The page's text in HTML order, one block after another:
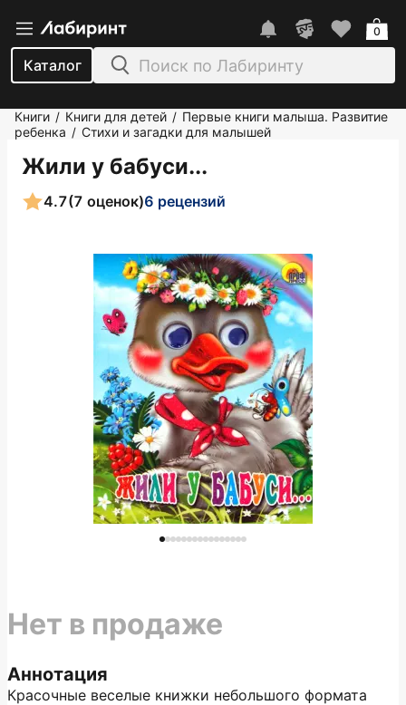
Каталог
0
Книги / Книги для детей / Первые книги малыша. Развитие
ребенка / Стихи и загадки для малышей
Жили у бабуси...
4.7(7 оценок)6 рецензий
Аннотация
Красочные веселые книжки небольшого формата
Нет в продаже